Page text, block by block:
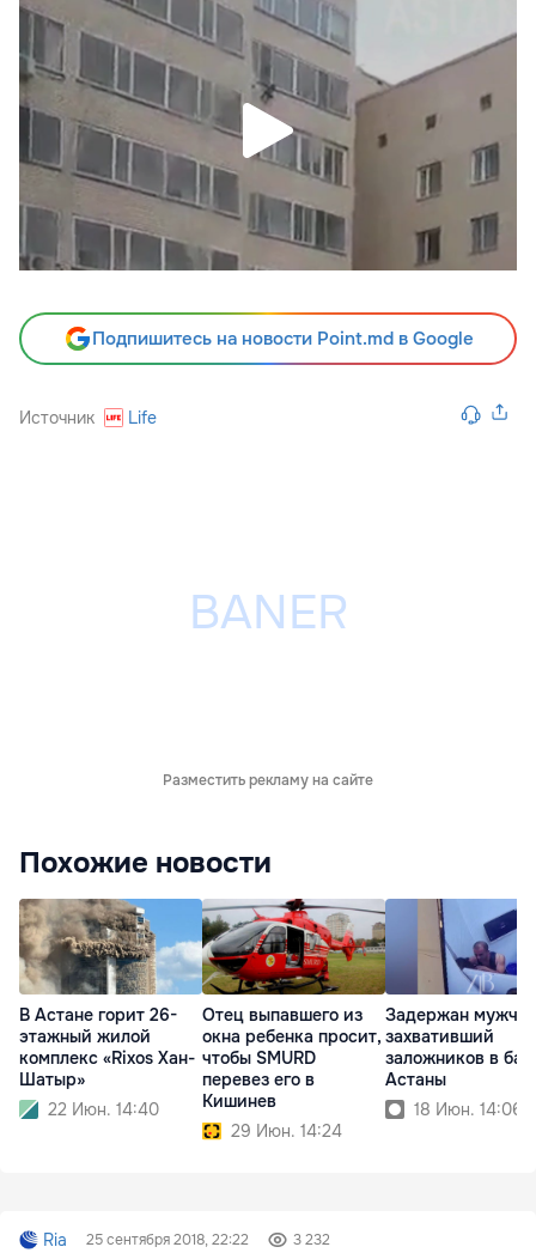
Подпишитесь на новости Point.md в Google
Источник Life
Разместить рекламу на сайте
Похожие новости
В Астане горит 26-
этажный жилой
комплекс «Rixos Хан-
Шатыр»
22 Июн. 14:40
Отец выпавшего из
окна ребенка просит,
чтобы SMURD
перевез его в
Кишинев
29 Июн. 14:24
Задержан
захвативший
заложников в
Астаны
18 Июн. 14:06
Ria 25 сентября 2018, 22:22 3 232